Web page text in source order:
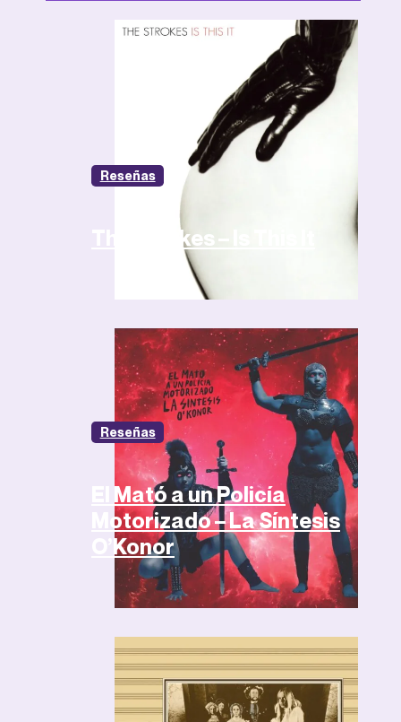
Reseñas
The Strokes – Is This It
Reseñas
El Mató a un Policía
Motorizado – La Síntesis
O’Konor